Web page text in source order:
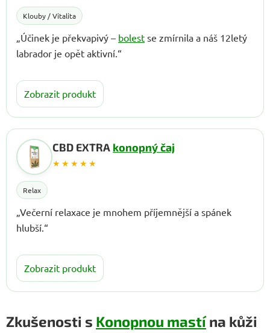
Klouby / Vitalita
„Účinek je překvapivý – bolest se zmírnila a náš 12letý
labrador je opět aktivní.“
Zobrazit produkt
CBD EXTRA konopný čaj
★★★★★
Relax
„Večerní relaxace je mnohem příjemnější a spánek
hlubší.“
Zobrazit produkt
Zkušenosti s Konopnou mastína kůži